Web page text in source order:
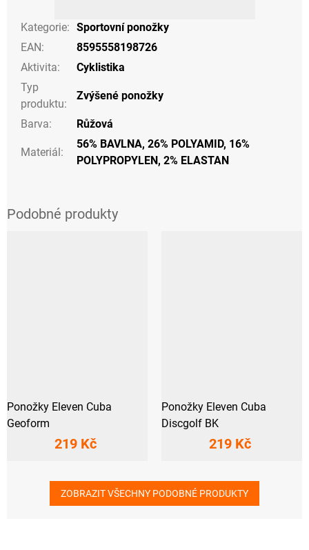
Kategorie: Sportovní ponožky
EAN:
8595558198726
Aktivita:
Cyklistika
Typ
produktu:
Zvýšené ponožky
Barva: Růžová
Materiál:
56% BAVLNA, 26% POLYAMID, 16%
POLYPROPYLEN, 2% ELASTAN
Ponožky Eleven Cuba
Geoform
219 Kč
Ponožky Eleven Cuba
Discgolf BK
219 Kč
ZOBRAZIT VŠECHNY PODOBNÉ PRODUKTY